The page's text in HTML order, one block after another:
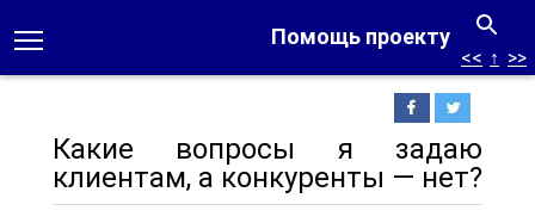
Помощь проекту
<< ↑ >>
Какие вопросы я задаю
клиентам, а конкуренты — нет?